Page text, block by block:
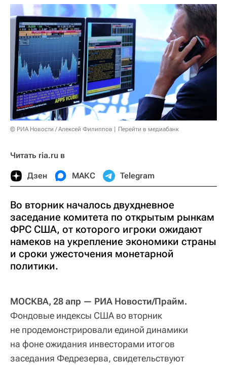
© РИА Новости / Алексей Филиппов Перейти в медиабанк
Читать ria.ru в
Дзен МАКС Telegram
Во вторник началось двухдневное
заседание комитета по открытым рынкам
ФРС США, от которого игроки ожидают
намеков на укрепление экономики страны
и сроки ужесточения монетарной
политики.
МОСКВА, 28 апр — РИА Новости/Прайм.
Фондовые индексы США во вторник
не продемонстрировали единой динамики
на фоне ожидания инвесторами итогов
заседания Федрезерва, свидетельствуют